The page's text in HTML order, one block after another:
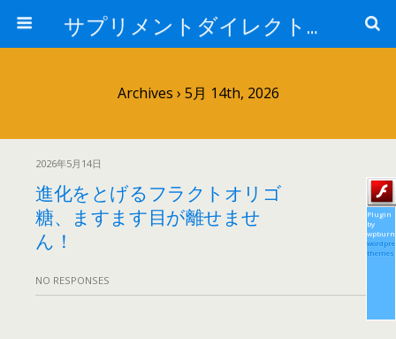
サプリメントダイレクトブログ
Archives › 5月 14th, 2026
2026年5月14日
進化をとげるフラクトオリゴ
糖、ますます目が離せませ
ん！
NO RESPONSES
Plugin
by
themes